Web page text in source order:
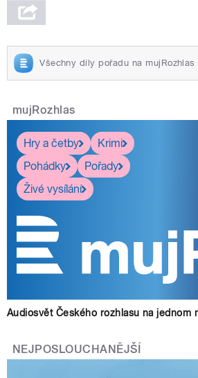
Všechny díly pořadu na mujRozhlas
mujRozhlas
Hry a četby
Krimi
Pohádky
Pořady
Živé vysílání
Audiosvět Českého rozhlasu na jednom
NEJPOSLOUCHANĚJŠÍ